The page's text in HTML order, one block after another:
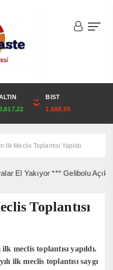
BIST
1.688,65
ÇEYREK
10,819,15
CUMHURİYET
44,229,00
İlk Meclis Toplantısı Yapıldı
*** Gelibolu
Toplantısı
meclis toplantısı yapıldı.
ilk meclis toplantısı saygı